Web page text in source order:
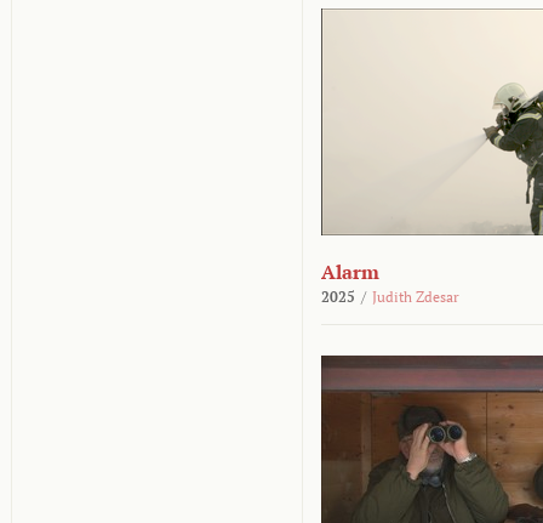
Alarm
2025 / Judith Zdesar